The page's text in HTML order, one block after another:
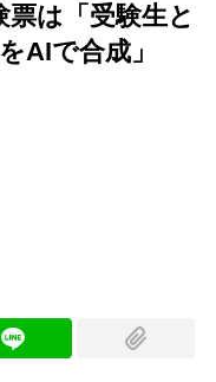
は「受験生と
AIで合成」